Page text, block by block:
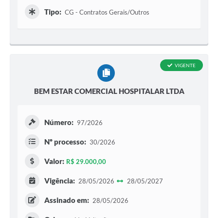
Tipo: CG - Contratos Gerais/Outros
BEM ESTAR COMERCIAL HOSPITALAR LTDA
VIGENTE
Número: 97/2026
Nº processo: 30/2026
Valor: R$ 29.000,00
Vigência: 28/05/2026 28/05/2027
Assinado em: 28/05/2026